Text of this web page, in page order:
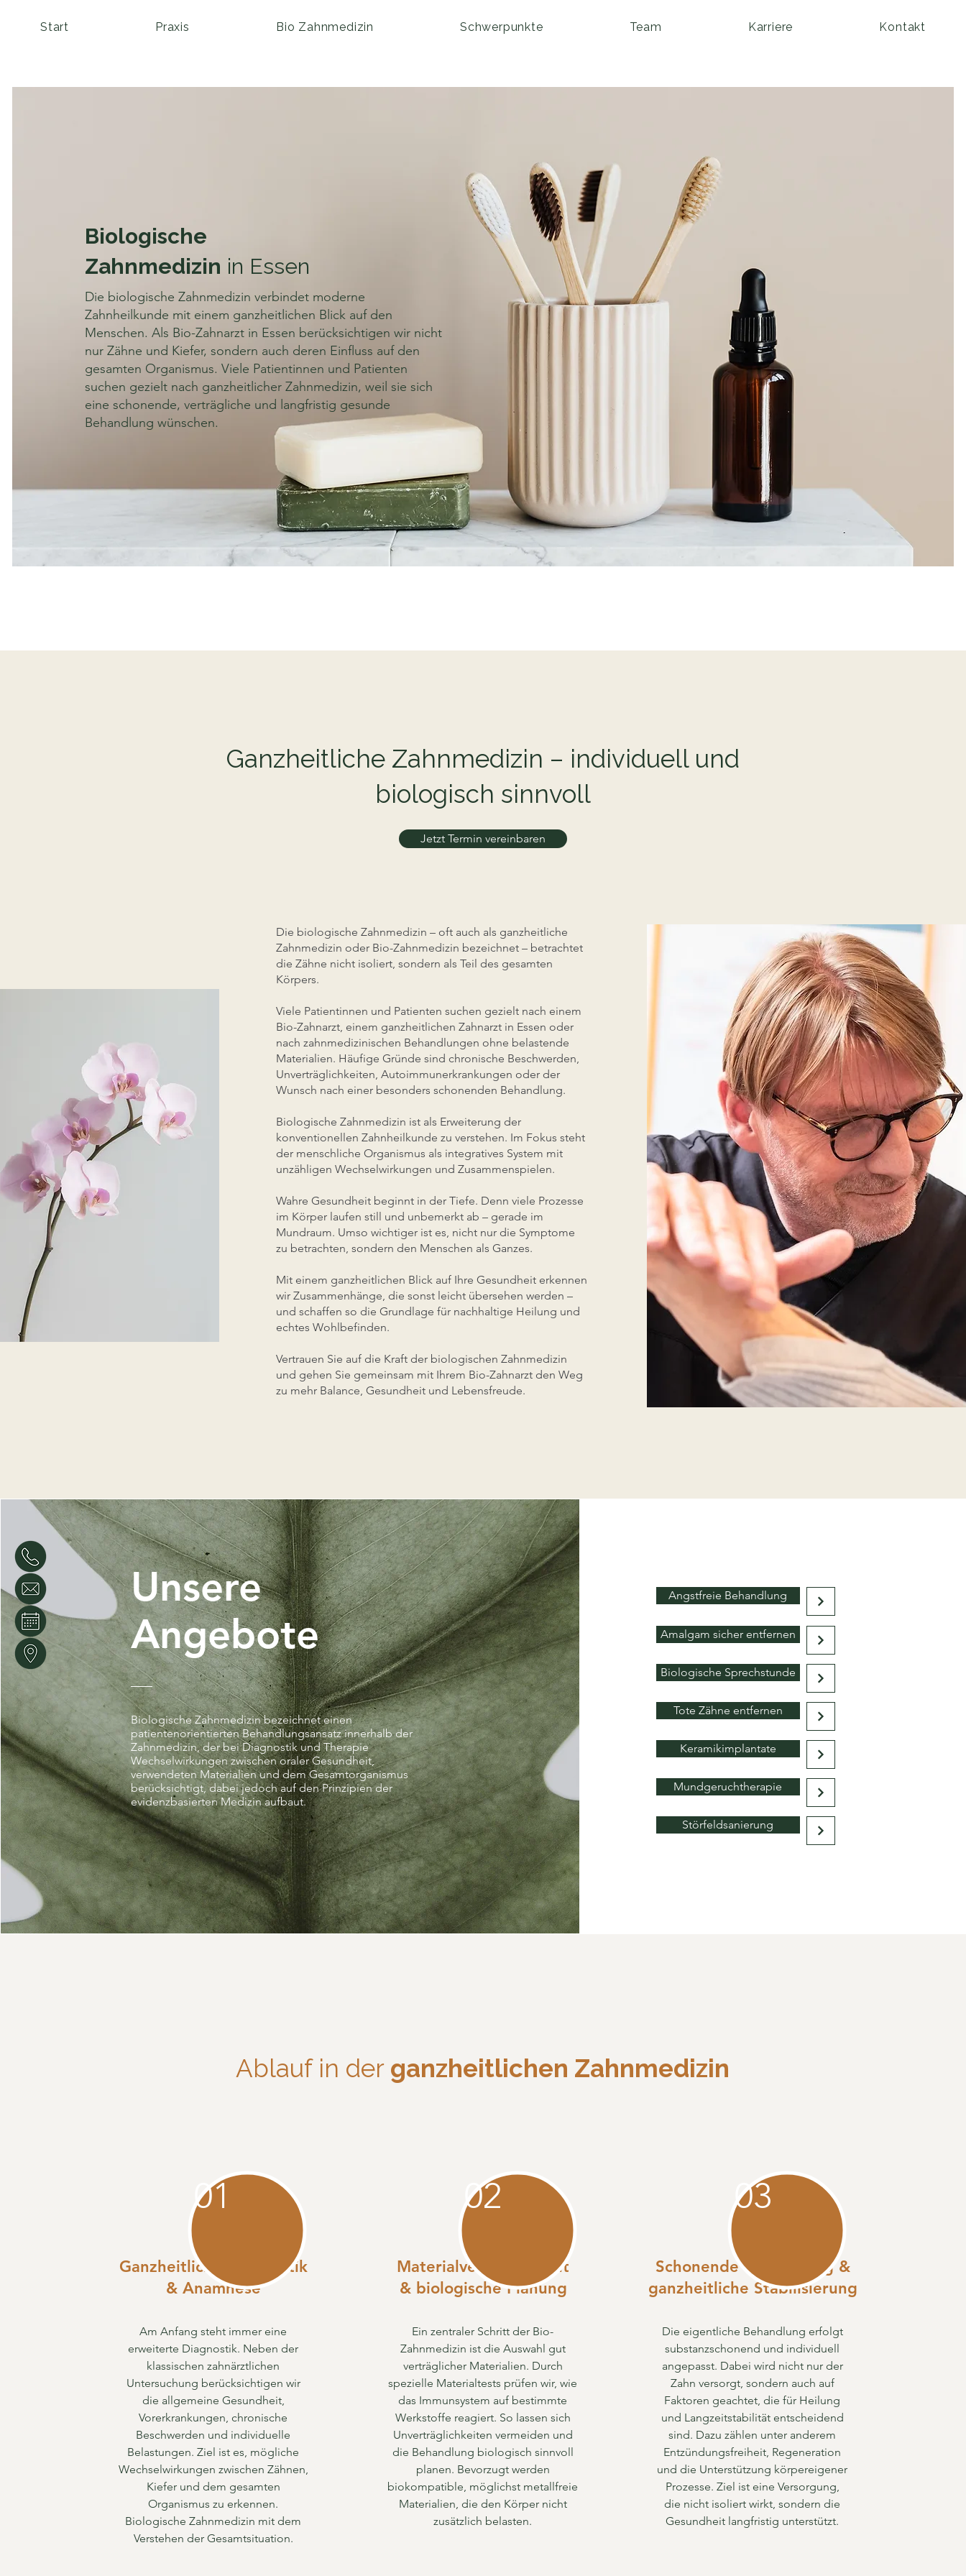
Start Praxis Bio Zahnmedizin Schwerpunkte Team Karriere Kontakt
Biologische
Zahnmedizin in Essen
Die biologische Zahnmedizin verbindet moderne
Zahnheilkunde mit einem ganzheitlichen Blick auf den
Menschen. Als Bio-Zahnarzt in Essen berücksichtigen wir nicht
nur Zähne und Kiefer, sondern auch deren Einfluss auf den
gesamten Organismus. Viele Patientinnen und Patienten
suchen gezielt nach ganzheitlicher Zahnmedizin, weil sie sich
eine schonende, verträgliche und langfristig gesunde
Behandlung wünschen.
Ganzheitliche Zahnmedizin – individuell und
biologisch sinnvoll
Jetzt Termin vereinbaren
Die biologische Zahnmedizin – oft auch als ganzheitliche
Zahnmedizin oder Bio-Zahnmedizin bezeichnet – betrachtet
die Zähne nicht isoliert, sondern als Teil des gesamten
Körpers.
Viele Patientinnen und Patienten suchen gezielt nach einem
Bio-Zahnarzt, einem ganzheitlichen Zahnarzt in Essen oder
nach zahnmedizinischen Behandlungen ohne belastende
Materialien. Häufige Gründe sind chronische Beschwerden,
Unverträglichkeiten, Autoimmunerkrankungen oder der
Wunsch nach einer besonders schonenden Behandlung.
Biologische Zahnmedizin ist als Erweiterung der
konventionellen Zahnheilkunde zu verstehen. Im Fokus steht
der menschliche Organismus als integratives System mit
unzähligen Wechselwirkungen und Zusammenspielen.
Wahre Gesundheit beginnt in der Tiefe. Denn viele Prozesse
im Körper laufen still und unbemerkt ab – gerade im
Mundraum. Umso wichtiger ist es, nicht nur die Symptome
zu betrachten, sondern den Menschen als Ganzes.
Mit einem ganzheitlichen Blick auf Ihre Gesundheit erkennen
wir Zusammenhänge, die sonst leicht übersehen werden –
und schaffen so die Grundlage für nachhaltige Heilung und
echtes Wohlbefinden.
Vertrauen Sie auf die Kraft der biologischen Zahnmedizin
und gehen Sie gemeinsam mit Ihrem Bio-Zahnarzt den Weg
zu mehr Balance, Gesundheit und Lebensfreude.
Unsere
Angebote
Biologische Zahnmedizin bezeichnet einen
patientenorientierten Behandlungsansatz innerhalb der
Zahnmedizin, der bei Diagnostik und Therapie
Wechselwirkungen zwischen oraler Gesundheit,
verwendeten Materialien und dem Gesamtorganismus
berücksichtigt, dabei jedoch auf den Prinzipien der
evidenzbasierten Medizin aufbaut.
Angstfreie Behandlung
Amalgam sicher entfernen
Biologische Sprechstunde
Tote Zähne entfernen
Keramikimplantate
Mundgeruchtherapie
Störfeldsanierung
Ablauf in der ganzheitlichen Zahnmedizin
​Ganzheitliche Diagnostik
& Anamnese
Am Anfang steht immer eine
erweiterte Diagnostik. Neben der
klassischen zahnärztlichen
Untersuchung berücksichtigen wir
die allgemeine Gesundheit,
Vorerkrankungen, chronische
Beschwerden und individuelle
Belastungen. Ziel ist es, mögliche
Wechselwirkungen zwischen Zähnen,
Kiefer und dem gesamten
Organismus zu erkennen.
Biologische Zahnmedizin mit dem
Verstehen der Gesamtsituation.
01
Materialverträglichkeit
& biologische Planung
Ein zentraler Schritt der Bio-
Zahnmedizin ist die Auswahl gut
verträglicher Materialien. Durch
spezielle Materialtests prüfen wir, wie
das Immunsystem auf bestimmte
Werkstoffe reagiert. So lassen sich
Unverträglichkeiten vermeiden und
die Behandlung biologisch sinnvoll
planen. Bevorzugt werden
biokompatible, möglichst metallfreie
Materialien, die den Körper nicht
zusätzlich belasten.
02
Schonende Behandlung &
ganzheitliche Stabilisierung
Die eigentliche Behandlung erfolgt
substanzschonend und individuell
angepasst. Dabei wird nicht nur der
Zahn versorgt, sondern auch auf
Faktoren geachtet, die für Heilung
und Langzeitstabilität entscheidend
sind. Dazu zählen unter anderem
Entzündungsfreiheit, Regeneration
und die Unterstützung körpereigener
Prozesse. Ziel ist eine Versorgung,
die nicht isoliert wirkt, sondern die
Gesundheit langfristig unterstützt.
03